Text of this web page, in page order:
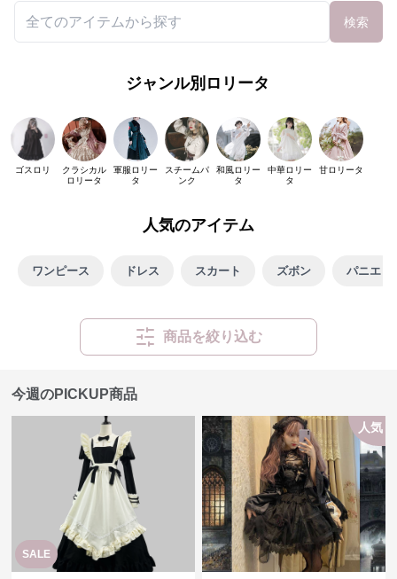
検索
ジャンル別ロリータ
ゴスロリ
クラシカル
ロリータ
軍服ロリー
タ
スチームパ
ンク
和風ロリー
タ
中華ロリー
タ
甘ロリータ
人気のアイテム
ワンピース ドレス スカート ズボン パニエ
商品を絞り込む
今週のPICKUP商品
SALE
人気